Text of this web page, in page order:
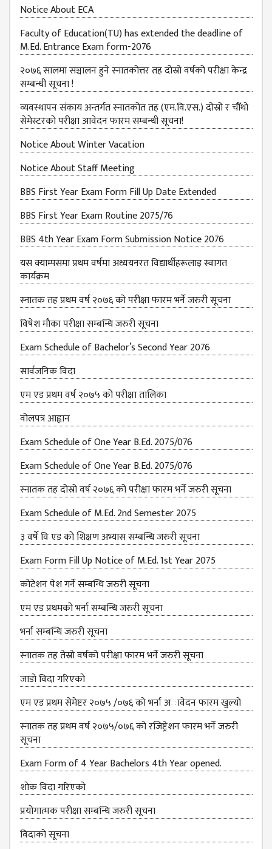
Notice About ECA
Faculty of Education(TU) has extended the deadline of
M.Ed. Entrance Exam form-2076
२०७६ सालमा सञ्चालन हुने स्नातकोत्तर तह दोस्रो वर्षको परीक्षा केन्द्र
सम्बन्धी सूचना !
व्यवस्थापन संकाय अन्तर्गत स्नातकोत तह (एम.वि.एस.) दोस्रो र चौँथो
सेमेस्टरको परीक्षा आवेदन फारम सम्बन्धी सूचना!
Notice About Winter Vacation
Notice About Staff Meeting
BBS First Year Exam Form Fill Up Date Extended
BBS First Year Exam Routine 2075/76
BBS 4th Year Exam Form Submission Notice 2076
यस क्याम्पसमा प्रथम वर्षमा अध्ययनरत विद्यार्थीहरूलाइ स्वागत
कार्यक्रम
स्नातक तह प्रथम वर्ष २०७६ को परीक्षा फारम भर्ने जरुरी सूचना
विषेश माैका परीक्षा सम्बन्धि जरुरी सूचना
Exam Schedule of Bachelor’s Second Year 2076
सार्वजनिक विदा
एम एड प्रथम वर्ष २०७५ को परीक्षा तालिका
वोलपत्र आह्वान
Exam Schedule of One Year B.Ed. 2075/076
Exam Schedule of One Year B.Ed. 2075/076
स्नातक तह दोस्रो वर्ष २०७६ को परीक्षा फारम भर्ने जरुरी सूचना
Exam Schedule of M.Ed. 2nd Semester 2075
३ वर्षे वि एड को शिक्षण अभ्यास सम्बन्धि जरुरी सूचना
Exam Form Fill Up Notice of M.Ed. 1st Year 2075
कोटेशन पेश गर्ने सम्बन्धि जरुरी सूचना
एम एड प्रथमको भर्ना सम्बन्धि जरुरी सूचना
भर्ना सम्बन्धि जरुरी सूचना
स्नातक तह तेस्राे वर्षकाे परीक्षा फारम भर्ने जरुरी सूचना
जाडाे विदा गरिएकाे
एम एड प्रथम सेमेष्टर २०७५ /०७६ काे भर्ना अावेदन फारम खुल्याे
स्नातक तह प्रथम वर्ष २०७५/०७६ काे रजिष्ट्रेशन फारम भर्ने जरुरी
सूचना
Exam Form of 4 Year Bachelors 4th Year opened.
शाेक विदा गरिएकाे
प्रयोगात्मक परीक्षा सम्बन्धि जरुरी सूचना
विदाकाे सूचना